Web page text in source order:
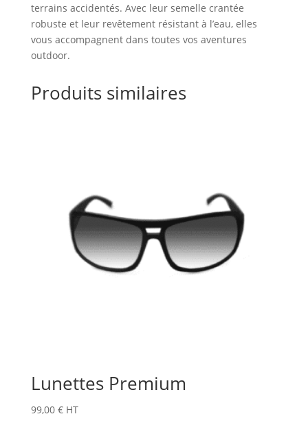
terrains accidentés. Avec leur semelle crantée
robuste et leur revêtement résistant à l’eau, elles
vous accompagnent dans toutes vos aventures
outdoor.
Produits similaires
Lunettes Premium
99,00 € HT